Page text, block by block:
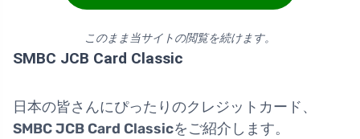
このまま当サイトの閲覧を続けます。
SMBC JCB Card Classic
日本の皆さんにぴったりのクレジットカード、
SMBC JCB Card Classicをご紹介します。